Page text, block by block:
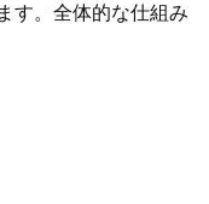
す。全体的な仕組み